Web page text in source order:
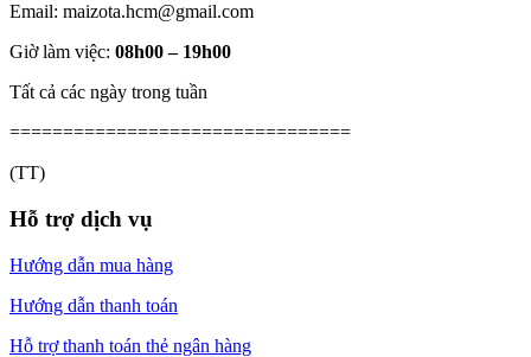
Email: maizota.hcm@gmail.com
Giờ làm việc: 08h00 – 19h00
Tất cả các ngày trong tuần
================================
(TT)
Hỗ trợ dịch vụ
Hướng dẫn mua hàng
Hướng dẫn thanh toán
Hỗ trợ thanh toán thẻ ngân hàng